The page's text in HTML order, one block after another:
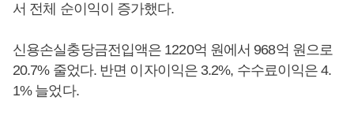
서 전체 순이익이 증가했다.
신용손실충당금전입액은 1220억 원에서 968억 원으로
20.7% 줄었다. 반면 이자이익은 3.2%, 수수료이익은 4.
1% 늘었다.